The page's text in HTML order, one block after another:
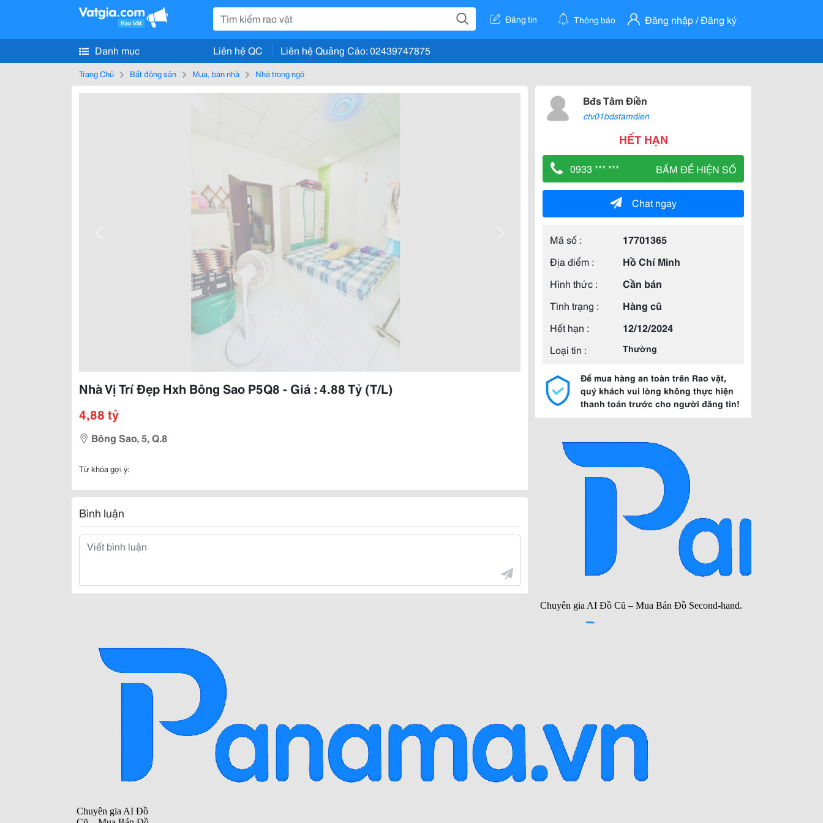
Đăng tin Thông báo Đăng nhập / Đăng ký
Danh mục Liên hệ QC Liên hệ Quảng Cáo: 02439747875
Trang Chủ Bất động sản Mua, bán nhà Nhà trong ngõ
Nhà Vị Trí Đẹp Hxh Bông Sao P5Q8 - Giá : 4.88 Tỷ (T/L)
4,88 tỷ
Bông Sao, 5, Q.8
Từ khóa gợi ý:
Bình luận
Bđs Tâm Điền
ctv01bdstamdien
HẾT HẠN
0933 *** *** BẤM ĐỂ HIỆN SỐ
Chat ngay
Mã số :
17701365
Địa điểm :
Hồ Chí Minh
Hình thức :
Cần bán
Tình trạng :
Hàng cũ
Hết hạn :
12/12/2024
Loại tin :
Thường
Để mua hàng an toàn trên Rao vặt,
quý khách vui lòng không thực hiện
thanh toán trước cho người đăng tin!